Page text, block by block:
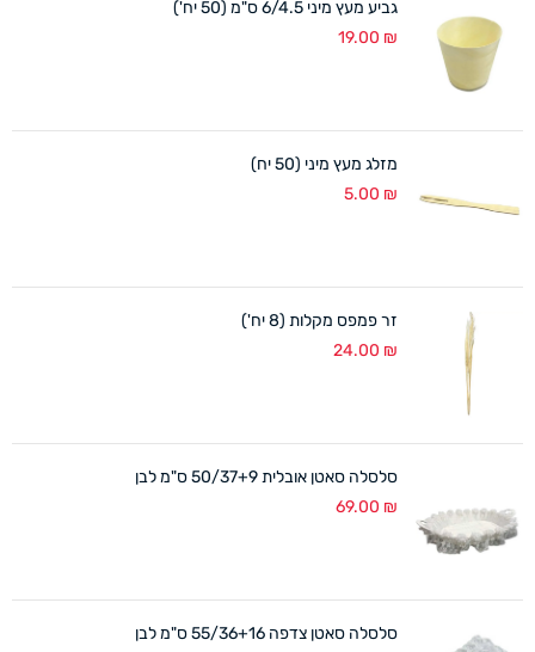
גביע מעץ מיני 6/4.5 ס"מ (50 יח')
19.00 ₪
מזלג מעץ מיני (50 יח)
5.00 ₪
זר פמפס מקלות (8 יח')
24.00 ₪
סלסלה סאטן אובלית 50/37+9 ס"מ לבן
69.00 ₪
סלסלה סאטן צדפה 55/36+16 ס"מ לבן